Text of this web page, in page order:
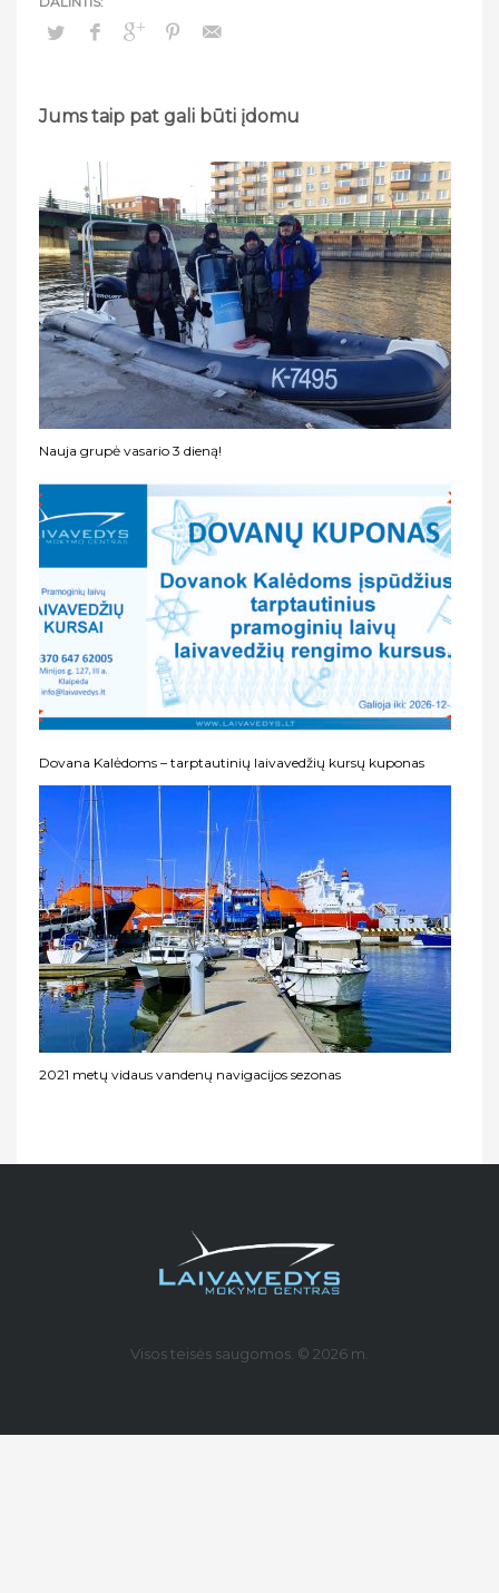
Jums taip pat gali būti įdomu
Nauja grupė vasario 3 dieną!
Dovana Kalėdoms – tarptautinių laivavedžių kursų kuponas
2021 metų vidaus vandenų navigacijos sezonas
Visos teisės saugomos. © 2026 m.